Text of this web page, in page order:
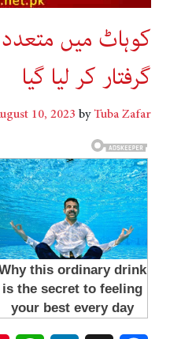
کوہاٹ میں
گرفتار کر لیا گیا
10, 2023 byTuba Zafar